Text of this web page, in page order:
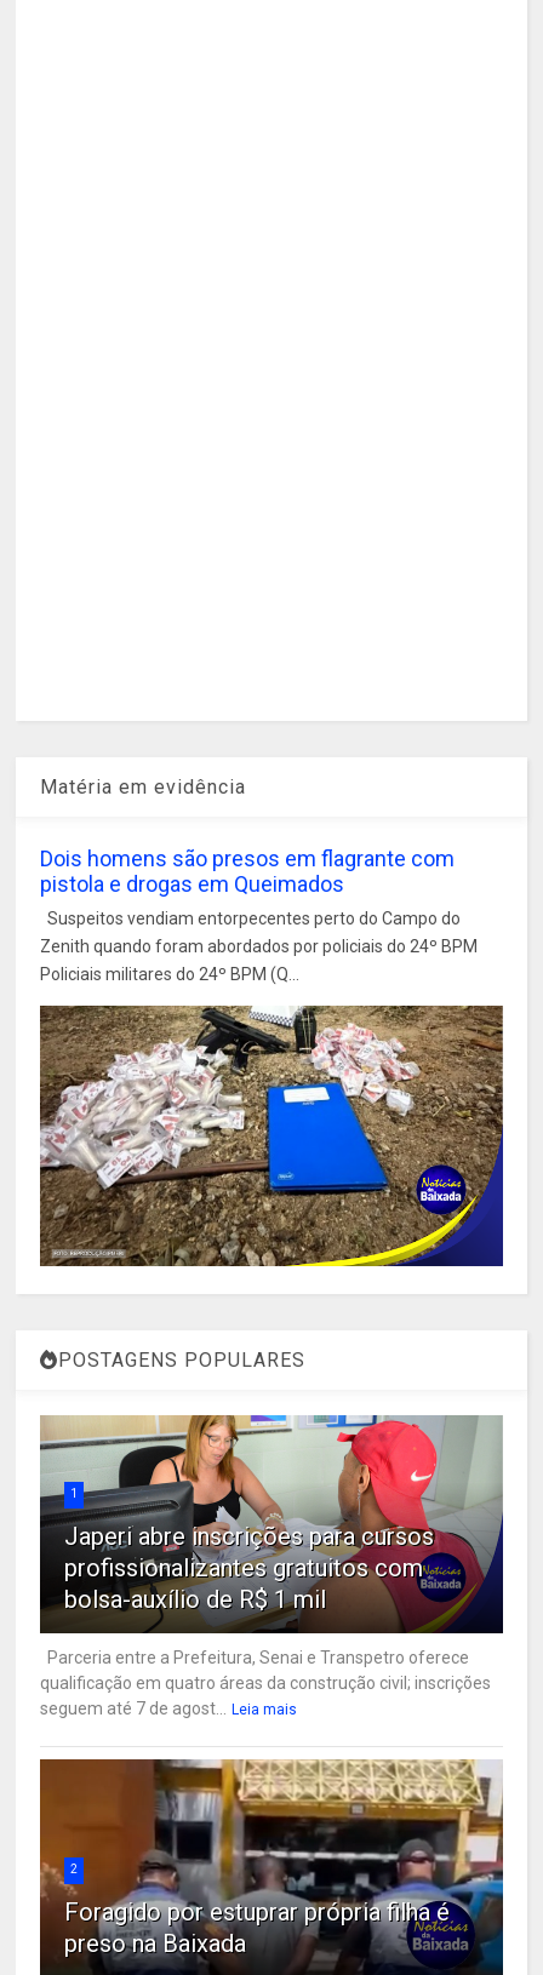
Matéria em evidência
Dois homens são presos em flagrante com
pistola e drogas em Queimados
Suspeitos vendiam entorpecentes perto do Campo do
Zenith quando foram abordados por policiais do 24º BPM
Policiais militares do 24º BPM (Q...
POSTAGENS POPULARES
1
Japeri abre inscrições para cursos
profissionalizantes gratuitos com
bolsa-auxílio de R$ 1 mil
Parceria entre a Prefeitura, Senai e Transpetro oferece
qualificação em quatro áreas da construção civil; inscrições
seguem até 7 de agost...
Leia mais
2
Foragido por estuprar própria filha é
preso na Baixada